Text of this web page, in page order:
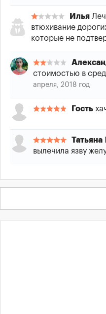
Илья
втюхивание
которые не
стоимостью в
апреля, 2018 год
Гость
Татьяна
вылечила язву